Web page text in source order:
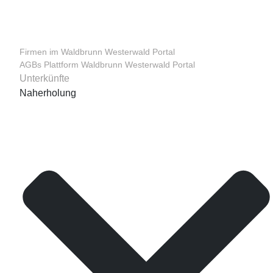
Firmen im Waldbrunn Westerwald Portal
AGBs Plattform Waldbrunn Westerwald Portal
Unterkünfte
Naherholung